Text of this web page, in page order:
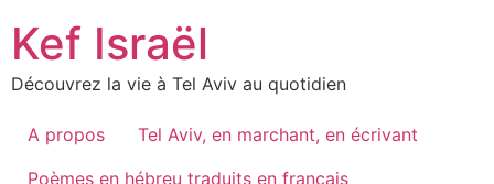
content
Kef Israël
Découvrez la vie à Tel Aviv au quotidien
A propos
Tel Aviv, en marchant, en écrivant
Poèmes en hébreu traduits en français